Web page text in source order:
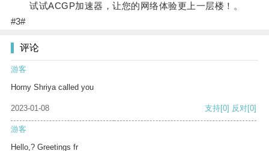
试试ACGP加速器，让您的网络体验更上一层楼！。
#3#
评论
游客
Horny Shriya called you
2023-01-08 支持[0] 反对[0]
游客
Hello,? Greetings fr